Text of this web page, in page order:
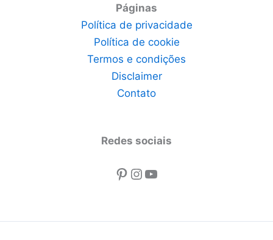
Páginas
Política de privacidade
Política de cookie
Termos e condições
Disclaimer
Contato
Redes sociais
Pinterest
Instagram
Youtube